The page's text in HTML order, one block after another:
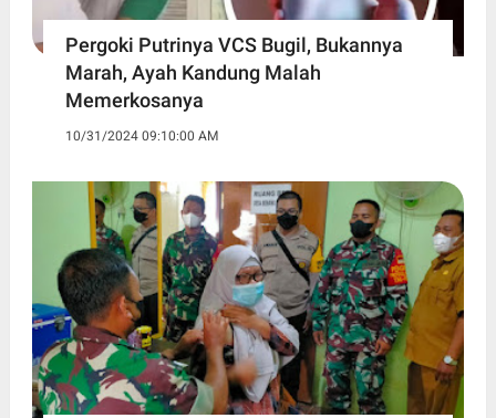
Pergoki Putrinya VCS Bugil, Bukannya
Marah, Ayah Kandung Malah
Memerkosanya
10/31/2024 09:10:00 AM